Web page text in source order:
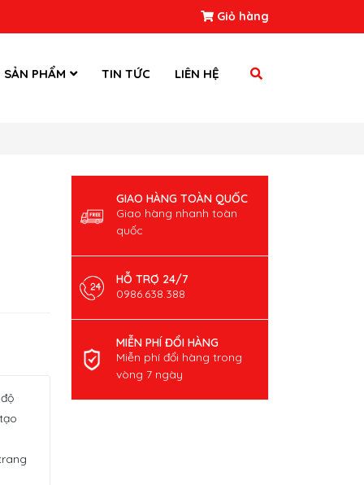
Giỏ hàng
SẢN PHẨM TIN TỨC LIÊN HỆ
GIAO HÀNG TOÀN QUỐC
Giao hàng nhanh toàn
quốc
HỖ TRỢ 24/7
0986.638.388
MIỄN PHÍ ĐỔI HÀNG
Miễn phí đổi hàng trong
vòng 7 ngày